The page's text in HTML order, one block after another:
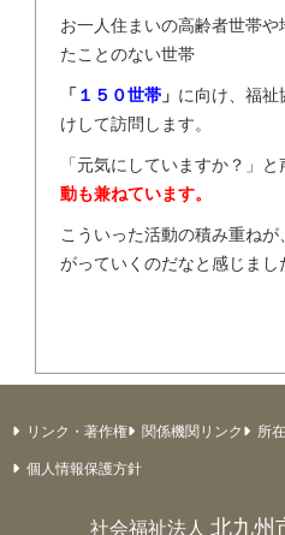
お一人住まいの高齢者世帯
たことのない世帯
「１５０世帯」 に向け、福
けして訪問します。
「元気にしていますか？」と
動も兼ねています。
こういった活動の積み重ね
がっていくのだなと感じまし
リンク・著作権 関係機関リンク 所
個人情報保護方針
社会福祉法人 北九州